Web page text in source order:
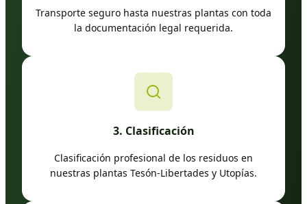
Transporte seguro hasta nuestras plantas con toda
la documentación legal requerida.
3. Clasificación
Clasificación profesional de los residuos en
nuestras plantas Tesón-Libertades y Utopías.